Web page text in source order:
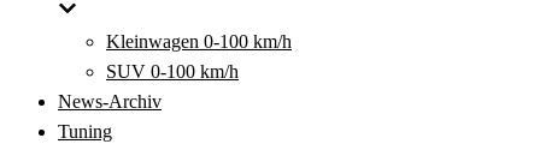
Kleinwagen 0-100 km/h
SUV 0-100 km/h
News-Archiv
Tuning